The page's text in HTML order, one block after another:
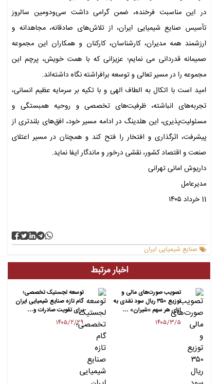
در این مناسبت فرخنده، ضمن گرامی داشت سی‌ودومین سالروز
تأسیس صنایع شیمیایی ایران، از تلاش‌های صادقانه، مجاهدانه و
ارزشمند همه مدیران، کارشناسان، کارکنان و همکاران این مجموعه
صمیمانه قدردانی می نمایم؛ عزیزانی که با همت خویش، پرچم این
مجموعه را در مسیر تعالی و توسعه برافراشته نگاه داشته‌اند.
امید است با اتکال به الطاف الهی و با تکیه بر سرمایه عظیم انسانی،
تجربه‌های انباشته، ظرفیت‌های تخصصی و روحیه همبستگی و
مسئولیت‌پذیری، این هلدینگ در ادامه مسیر خود، افق‌های بلندتری از
پیشرفت، اثرگذاری و افتخار را فتح کند و همچنان در مسیر اعتلای
صنعت و اقتصاد کشور، نقشی درخور و ماندگار ایفا نماید.
داریوش امانی تهرانی
مدیرعامل
11 خرداد ۱۴۰۵
صنایع شیمیایی ایران
اخبار مرتبط
تصویب صورت‌های مالی و
توزیع ۳۵۰ ریال سود نقدی به
ازای هر سهم «شیران» …
۱۴۰۵/۳/۵
توسعه لجستیک تخصصی؛
گام تازه صنایع شیمیایی ایران
برای تقویت صادرات و…
۱۴۰۵/۲/۲۹